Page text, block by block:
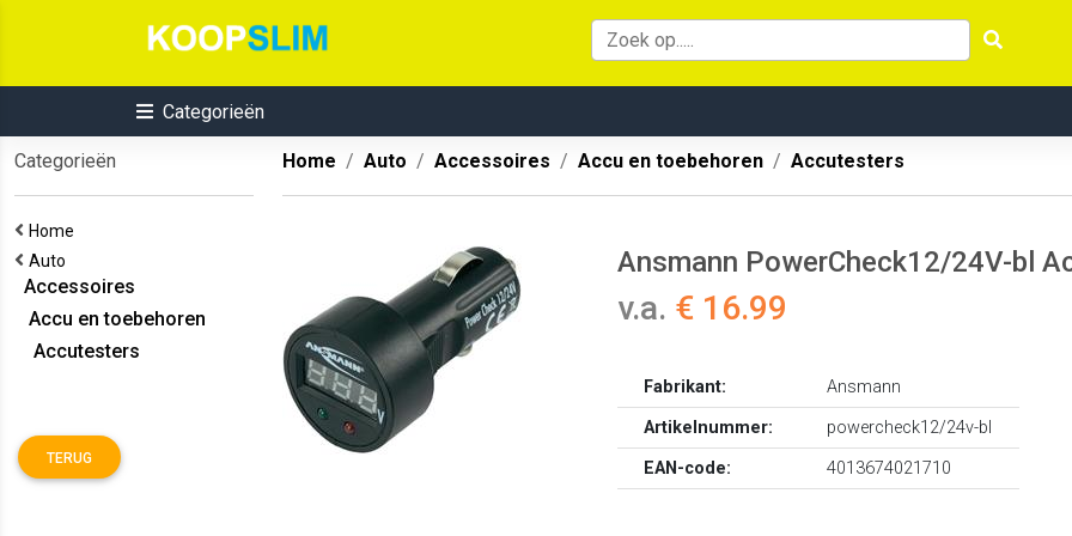
Categorieën
Categorieën
Home
Auto
Accessoires
Accu en toebehoren
Accutesters
TERUG
Home Auto Accessoires Accu en toebehoren Accutesters
Ansmann PowerCheck12/24V-bl
v.a. € 16.99
Fabrikant:
Ansmann
Artikelnummer:
powercheck12/24v-bl
EAN-code:
4013674021710